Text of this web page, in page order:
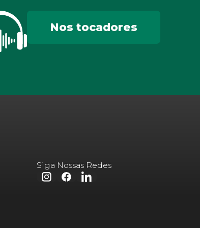
Nos tocadores
Siga Nossas Redes